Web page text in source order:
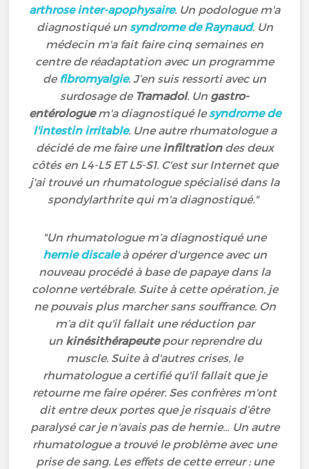
arthrose inter-apophysaire. Un podologue m'a
diagnostiqué un syndrome de Raynaud. Un
médecin m'a fait faire cinq semaines en
centre de réadaptation avec un programme
de fibromyalgie. J’en suis ressorti avec un
surdosage de Tramadol. Un gastro-
entérologuem'a diagnostiqué lesyndrome de
l'intestin irritable. Une autre rhumatologue a
décidé de me faire une infiltrationdes deux
côtés en L4-L5 ET L5-S1. C'est sur Internet que
j'ai trouvé un rhumatologue spécialisé dans la
spondylarthrite qui m'a diagnostiqué."
"Un rhumatologue m’a diagnostiqué une
hernie discaleà opérer d'urgence avec un
nouveau procédé à base de papaye dans la
colonne vertébrale. Suite à cette opération, je
ne pouvais plus marcher sans souffrance. On
m’a dit qu'il fallait une réduction par
un kinésithérapeutepour reprendre du
muscle. Suite à d'autres crises, le
rhumatologue a certifié qu'il fallait que je
retourne me faire opérer. Ses confrères m'ont
dit entre deux portes que je risquais d’être
paralysé car je n'avais pas de hernie… Un autre
rhumatologue a trouvé le problème avec une
prise de sang. Les effets de cette erreur : une